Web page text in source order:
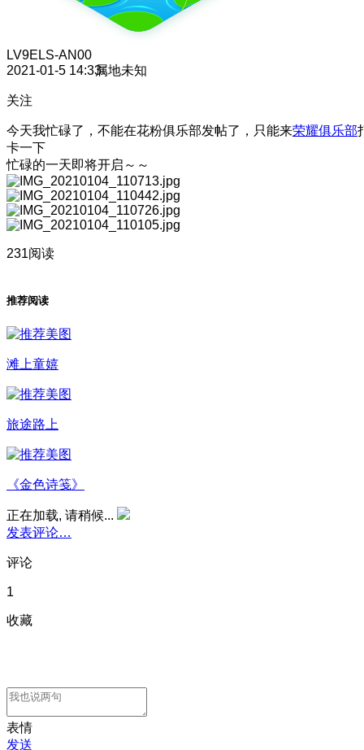
LV9ELS-AN00
2021-01-5 14:33属地未知
关注
今天我忙碌了，不能在花粉俱乐部发帖了，只能来荣耀俱乐部
卡一下
忙碌的一天即将开启～～
231阅读
推荐阅读
滩上童嬉
旅途路上
《金色诗笺》
正在加载, 请稍候...
发表评论…
评论
1
收藏
表情
发送